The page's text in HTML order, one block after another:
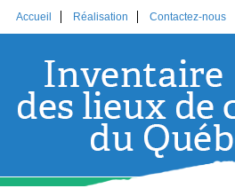
Accueil Réalisation Contactez-nous